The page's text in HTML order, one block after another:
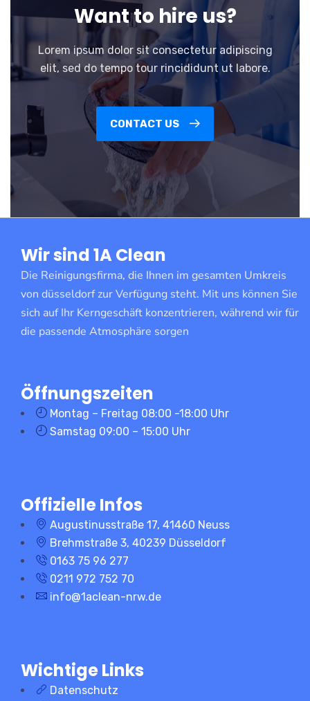
Want to hire us?
Lorem ipsum dolor sit consectetur adipiscing
elit, sed do tempo tour rincididunt ut labore.
CONTACT US
Wir sind 1A Clean
Die Reinigungsfirma, die Ihnen im gesamten Umkreis
von düsseldorf zur Verfügung steht. Mit uns können Sie
sich auf Ihr Kerngeschäft konzentrieren, während wir für
die passende Atmosphäre sorgen
Öffnungszeiten
Montag – Freitag 08:00 -18:00 Uhr
Samstag 09:00 – 15:00 Uhr
Offizielle Infos
Augustinusstraße 17, 41460 Neuss
Brehmstraße 3, 40239 Düsseldorf
0163 75 96 277
0211 972 752 70
info@1aclean-nrw.de
Wichtige Links
Datenschutz